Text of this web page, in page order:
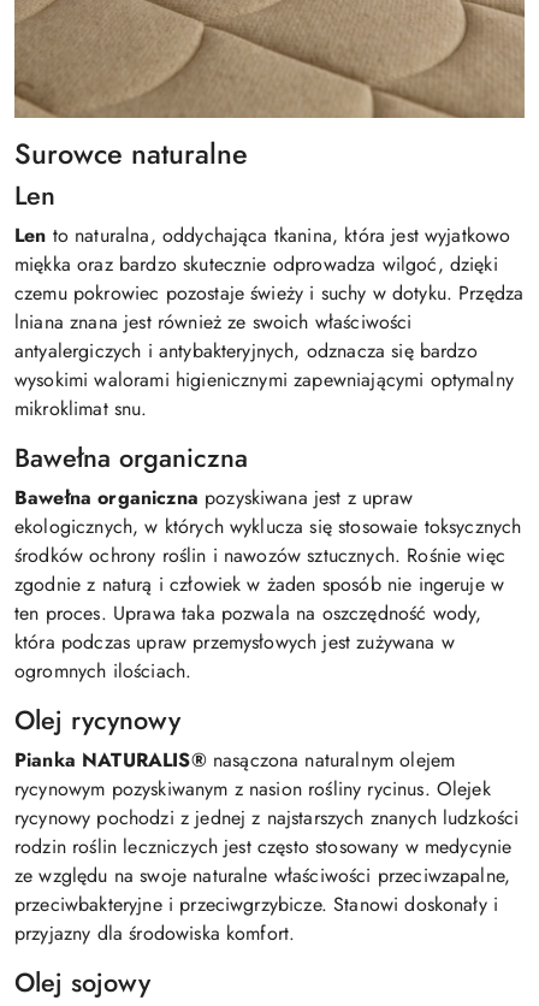
Surowce naturalne
Len
Len to naturalna, oddychająca tkanina, która jest wyjatkowo
miękka oraz bardzo skutecznie odprowadza wilgoć, dzięki
czemu pokrowiec pozostaje świeży i suchy w dotyku. Przędza
lniana znana jest również ze swoich właściwości
antyalergiczych i antybakteryjnych, odznacza się bardzo
wysokimi walorami higienicznymi zapewniającymi optymalny
mikroklimat snu.
Bawełna organiczna
Bawełna organiczna pozyskiwana jest z upraw
ekologicznych, w których wyklucza się stosowaie toksycznych
środków ochrony roślin i nawozów sztucznych. Rośnie więc
zgodnie z naturą i człowiek w żaden sposób nie ingeruje w
ten proces. Uprawa taka pozwala na oszczędność wody,
która podczas upraw przemysłowych jest zużywana w
ogromnych ilościach.
Olej rycynowy
Pianka NATURALIS®nasączona naturalnym olejem
rycynowym pozyskiwanym z nasion rośliny rycinus. Olejek
rycynowy pochodzi z jednej z najstarszych znanych ludzkości
rodzin roślin leczniczych jest często stosowany w medycynie
ze względu na swoje naturalne właściwości przeciwzapalne,
przeciwbakteryjne i przeciwgrzybicze. Stanowi doskonały i
przyjazny dla środowiska komfort.
Olej sojowy